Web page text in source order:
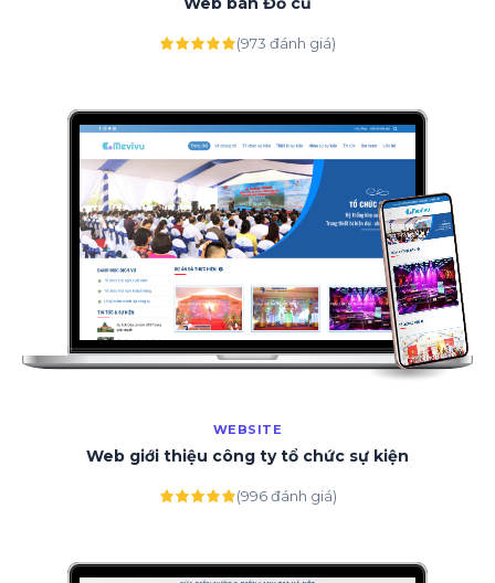
(973 đánh giá)
WEBSITE
Web giới thiệu công ty tổ chức sự kiện
(996 đánh giá)